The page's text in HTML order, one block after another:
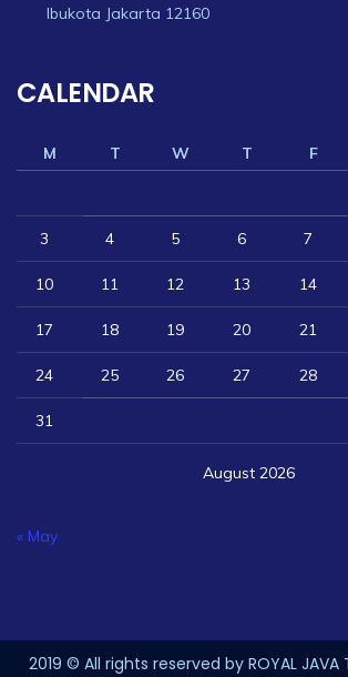
Ibukota Jakarta 12160
CALENDAR
August 2026
M T W T F
3 4 5 6 7
10 11 12 13 14
17 18 19 20 21
24 25 26 27 28
31
« May
2019 © All rights reserved by ROYAL JAVA